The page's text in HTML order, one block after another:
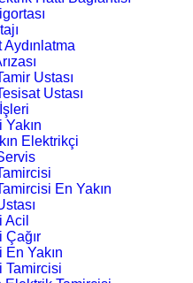
Ustası
Ustası
Elektrikçi
En Yakın
Acil
Çağır
Yakın
Tamircisi